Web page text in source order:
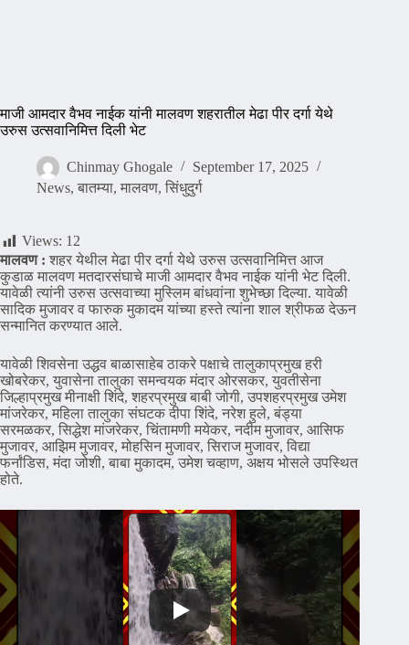
माजी आमदार वैभव नाईक यांनी मालवण शहरातील मेढा पीर दर्गा येथे
उरुस उत्सवानिमित्त दिली भेट
Chinmay Ghogale
September 17, 2025
News, बातम्या, मालवण, सिंधुदुर्ग
Views: 12
मालवण : शहर येथील मेढा पीर दर्गा येथे उरुस उत्सवानिमित्त आज
कुडाळ मालवण मतदारसंघाचे माजी आमदार वैभव नाईक यांनी भेट दिली.
यावेळी त्यांनी उरुस उत्सवाच्या मुस्लिम बांधवांना शुभेच्छा दिल्या. यावेळी
सादिक मुजावर व फारुक मुकादम यांच्या हस्ते त्यांना शाल श्रीफळ देऊन
सन्मानित करण्यात आले.
यावेळी शिवसेना उद्धव बाळासाहेब ठाकरे पक्षाचे तालुकाप्रमुख हरी
खोबरेकर, युवासेना तालुका समन्वयक मंदार ओरसकर, युवतीसेना
जिल्हाप्रमुख मीनाक्षी शिंदे, शहरप्रमुख बाबी जोगी, उपशहरप्रमुख उमेश
मांजरेकर, महिला तालुका संघटक दीपा शिंदे, नरेश हुले, बंड्या
सरमळकर, सिद्धेश मांजरेकर, चिंतामणी मयेकर, नदीम मुजावर, आसिफ
मुजावर, आझिम मुजावर, मोहसिन मुजावर, सिराज मुजावर, विद्या
फर्नांडिस, मंदा जोशी, बाबा मुकादम, उमेश चव्हाण, अक्षय भोसले उपस्थित
होते.